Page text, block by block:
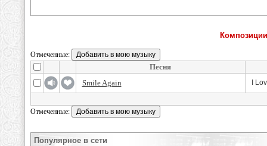
Отмеченные:
Песня
Smile Again
I
Отмеченные:
Популярное в сети